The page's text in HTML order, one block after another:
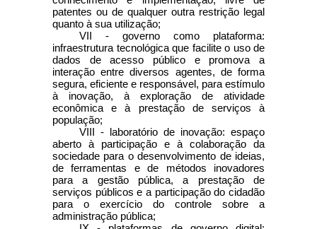
patentes ou de qualquer outra restrição legal
quanto à sua utilização;
VII - governo como plataforma:
infraestrutura tecnológica que facilite o uso de
dados de acesso público e promova a
interação entre diversos agentes, de forma
segura, eficiente e responsável, para estímulo
à inovação, à exploração de atividade
econômica e à prestação de serviços à
população;
VIII - laboratório de inovação: espaço
aberto à participação e à colaboração da
sociedade para o desenvolvimento de ideias,
de ferramentas e de métodos inovadores
para a gestão pública, a prestação de
serviços públicos e a participação do cidadão
para o exercício do controle sobre a
administração pública;